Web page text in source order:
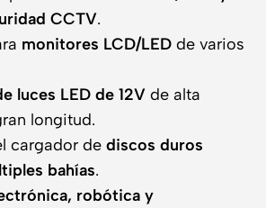
CCTV.
monitores LCD/LED de varios
luces LED de 12V de alta
longitud.
cargador de discos duros
bahías.
robótica y